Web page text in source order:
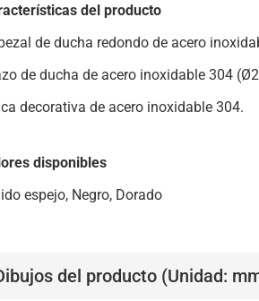
del producto
de ducha redondo de acero
de ducha de acero inoxidable 304
decorativa de acero inoxidable 304.
disponibles
espejo, Negro, Dorado
del producto (Unidad: